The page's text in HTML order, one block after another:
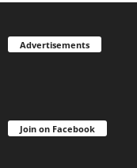
Advertisements
Join on Facebook